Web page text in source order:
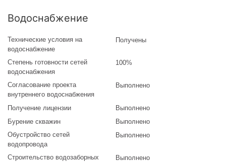
Водоснабжение
Технические условия на
водоснабжение
Получены
Степень готовности сетей
водоснабжения
100%
Согласование проекта
внутреннего водоснабжения
Выполнено
Получение лицензии
Выполнено
Бурение скважин
Выполнено
Обустройство сетей
водопровода
Выполнено
Строительство водозаборных
Выполнено